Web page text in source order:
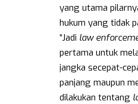
yang utama
hukum yang tidak
“Jadi law
pertama untuk
jangka secepat-
panjang maupun
dilakukan tentang